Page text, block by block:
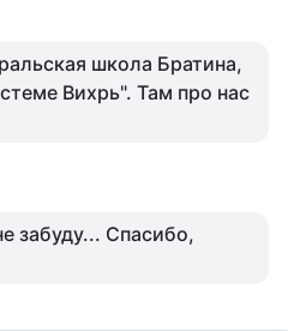
школа Братина,
Вихрь". Там про нас
забуду... Спасибо,